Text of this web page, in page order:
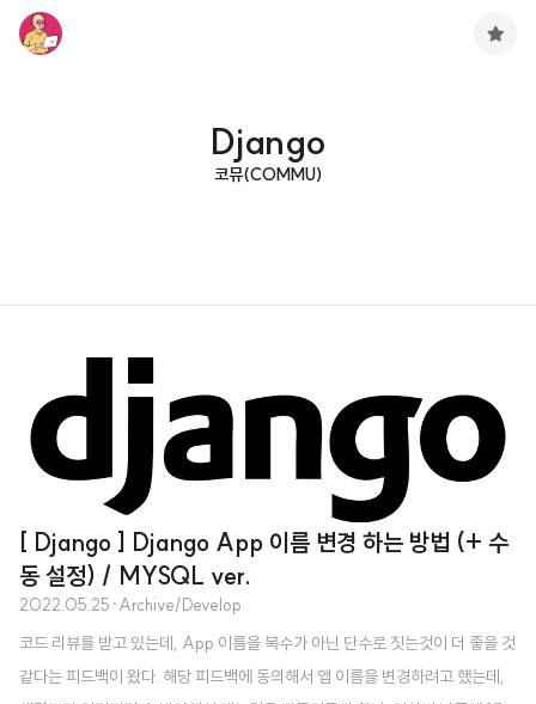
Django
코뮤(COMMU)
[ Django ] Django App 이름 변경 하는 방법 (+ 수
동 설정) / MYSQL ver.
2022.05.25 ·Archive/Develop
코드 리뷰를 받고 있는데, App 이름을 복수가 아닌 단수로 짓는것이 더 좋을 것
같다는 피드백이 왔다. 해당 피드백에 동의해서 앱 이름을 변경하려고 했는데,
구